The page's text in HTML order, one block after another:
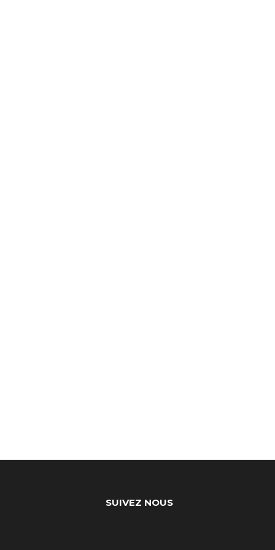
SUIVEZ NOUS